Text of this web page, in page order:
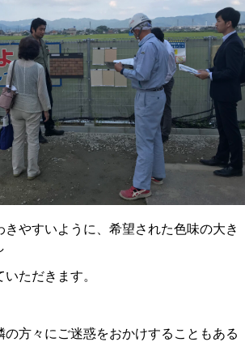
きやすいように、希望された色味の大き
ただきます。
の方々にご迷惑をおかけすることもある